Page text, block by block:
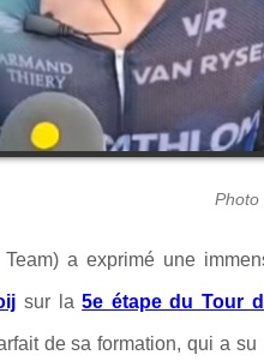
Photo
a exprimé une
sur la5e étape du Tour
de sa formation, qui a